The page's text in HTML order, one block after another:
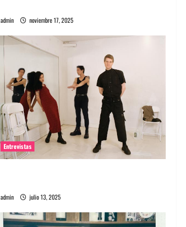
admin noviembre 17, 2025
Entrevistas
admin julio 13, 2025